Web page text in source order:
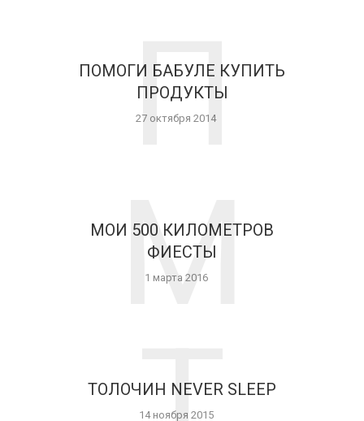
ПОМОГИ БАБУЛЕ КУПИТЬ
ПРОДУКТЫ
27 октября 2014
П
МОИ 500 КИЛОМЕТРОВ
ФИЕСТЫ
1 марта 2016
М
ТОЛОЧИН NEVER SLEEP
14 ноября 2015